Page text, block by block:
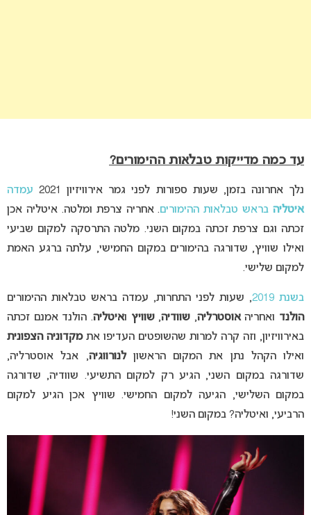
עד כמה מדייקות טבלאות ההימורים?
נלך אחרונה בזמן, שעות ספורות לפני גמר אירוויזיון 2021
עמדה
איטליה בראש טבלאות ההימורים. אחריה צרפת ומלטה. איטליה אכן
זכתה וגם צרפת זכתה במקום השני. מלטה התרסקה למקום שביעי
ואילו שוויץ, שדורגה בהימורים במקום החמישי, עלתה ברגע האמת
למקום שלישי.
בשנת 2019
, שעות לפני התחרות, עמדה בראש טבלאות ההימורים
הולנד ואחריהאוסטרליה, שוודיה,שוויץ ואיטליה. הולנד אמנם זכתה
באירוויזיון, וזה קרה למרות שהשופטים העדיפו אתמקדוניה הצפונית
ואילו הקהל נתן את המקום הראשוןלנורווגיה, אבל אוסטרליה,
שדורגה במקום השני, הגיע רק למקום התשיעי. שוודיה, שדורגה
במקום השלישי, הגיעה למקום החמישי. שוויץ אכן הגיע למקום
הרביעי, ואיטליה? במקום השני!